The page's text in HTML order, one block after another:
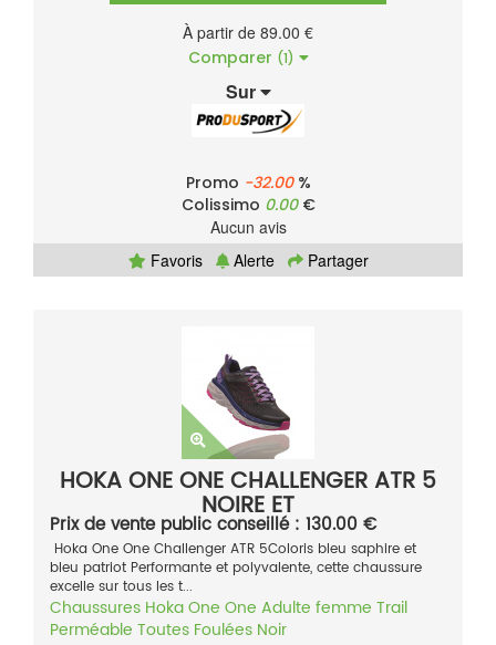
À partir de 89.00 €
Comparer (1)
Sur
Promo -32.00%
Colissimo 0.00€
Aucun avis
Favoris
Alerte Partager
HOKA ONE ONE CHALLENGER ATR 5
NOIRE ET
Prix de vente public conseillé : 130.00 €
Hoka One One Challenger ATR 5Coloris bleu saphire et
bleu patriot Performante et polyvalente, cette chaussure
excelle sur tous les t...
Chaussures Hoka One One Adulte femme Trail
Perméable Toutes Foulées Noir